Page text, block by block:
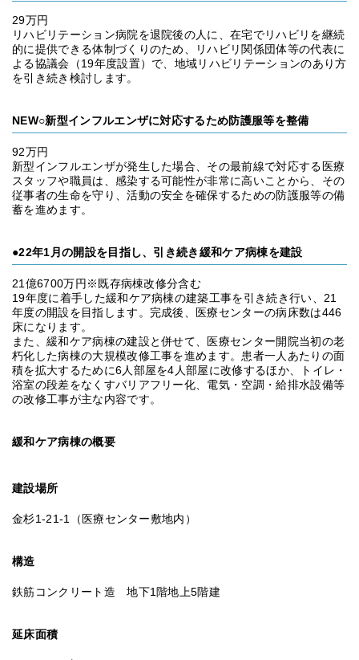
29万円
リハビリテーション病院を退院後の人に、在宅でリハビリを継続
的に提供できる体制づくりのため、リハビリ関係団体等の代表に
よる協議会（19年度設置）で、地域リハビリテーションのあり方
を引き続き検討します。
NEW○新型インフルエンザに対応するため防護服等を整備
92万円
新型インフルエンザが発生した場合、その最前線で対応する医療
スタッフや職員は、感染する可能性が非常に高いことから、その
従事者の生命を守り、活動の安全を確保するための防護服等の備
蓄を進めます。
●22年1月の開設を目指し、引き続き緩和ケア病棟を建設
21億6700万円※既存病棟改修分含む
19年度に着手した緩和ケア病棟の建築工事を引き続き行い、21
年度の開設を目指します。完成後、医療センターの病床数は446
床になります。
また、緩和ケア病棟の建設と併せて、医療センター開院当初の老
朽化した病棟の大規模改修工事を進めます。患者一人あたりの面
積を拡大するために6人部屋を4人部屋に改修するほか、トイレ・
浴室の段差をなくすバリアフリー化、電気・空調・給排水設備等
の改修工事が主な内容です。
緩和ケア病棟の概要
建設場所
金杉1-21-1（医療センター敷地内）
構造
鉄筋コンクリート造 地下1階地上5階建
延床面積